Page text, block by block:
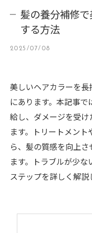
髪の養分補修
する方法
2025/07/08
美しいヘアカラーを
にあります。本記事
給し、ダメージを受
ます。トリートメン
ら、髪の質感を向上
ます。トラブルが少
ステップを詳しく解説